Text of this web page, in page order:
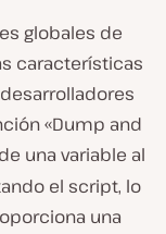
globales de
características
«Dump and
una variable al
el script, lo
una